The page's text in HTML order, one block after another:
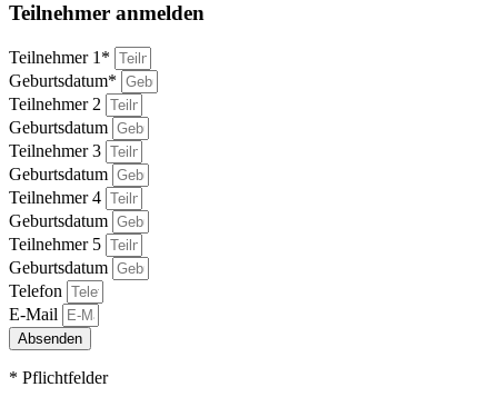
Teilnehmer anmelden
Teilnehmer 1*
Geburtsdatum*
Teilnehmer 2
Geburtsdatum
Teilnehmer 3
Geburtsdatum
Teilnehmer 4
Geburtsdatum
Teilnehmer 5
Geburtsdatum
Telefon
E-Mail
Absenden
* Pflichtfelder